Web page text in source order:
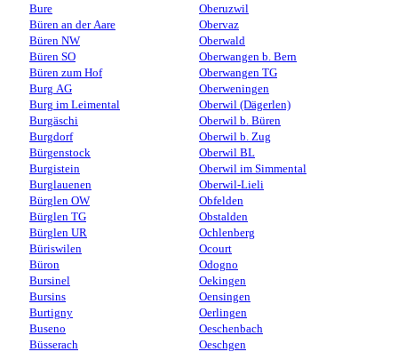
Bure
Büren an der Aare
Büren NW
Büren SO
Büren zum Hof
Burg AG
Burg im Leimental
Burgäschi
Burgdorf
Bürgenstock
Burgistein
Burglauenen
Bürglen OW
Bürglen TG
Bürglen UR
Büriswilen
Büron
Bursinel
Bursins
Burtigny
Buseno
Büsserach
Oberuzwil
Obervaz
Oberwald
Oberwangen b. Bern
Oberwangen TG
Oberweningen
Oberwil (Dägerlen)
Oberwil b. Büren
Oberwil b. Zug
Oberwil BL
Oberwil im Simmental
Oberwil-Lieli
Obfelden
Obstalden
Ochlenberg
Ocourt
Odogno
Oekingen
Oensingen
Oerlingen
Oeschenbach
Oeschgen